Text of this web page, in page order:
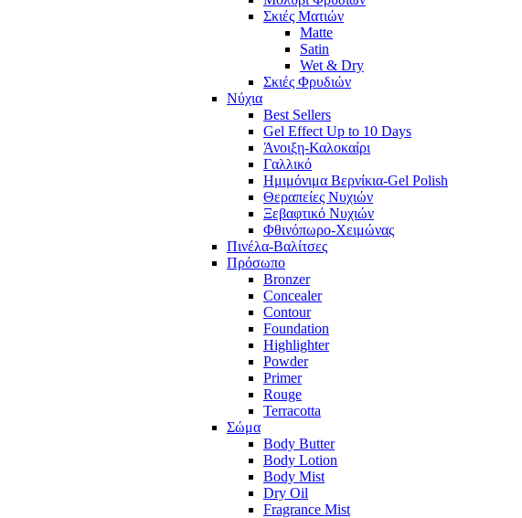
Σκιές Ματιών
Matte
Satin
Wet & Dry
Σκιές Φρυδιών
Νύχια
Best Sellers
Gel Effect Up to 10 Days
Άνοιξη-Καλοκαίρι
Γαλλικό
Ημιμόνιμα Βερνίκια-Gel Polish
Θεραπείες Νυχιών
Ξεβαφτικό Νυχιών
Φθινόπωρο-Χειμώνας
Πινέλα-Βαλίτσες
Πρόσωπο
Bronzer
Concealer
Contour
Foundation
Highlighter
Powder
Primer
Rouge
Terracotta
Σώμα
Body Butter
Body Lotion
Body Mist
Dry Oil
Fragrance Mist